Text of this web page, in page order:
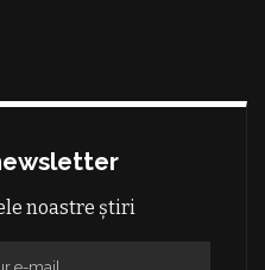
noastre știri